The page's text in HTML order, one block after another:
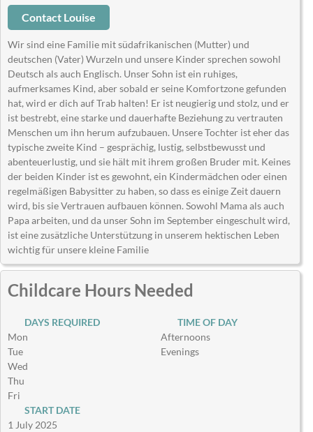
Contact Louise
Wir sind eine Familie mit südafrikanischen (Mutter) und
deutschen (Vater) Wurzeln und unsere Kinder sprechen sowohl
Deutsch als auch Englisch. Unser Sohn ist ein ruhiges,
aufmerksames Kind, aber sobald er seine Komfortzone gefunden
hat, wird er dich auf Trab halten! Er ist neugierig und stolz, und er
ist bestrebt, eine starke und dauerhafte Beziehung zu vertrauten
Menschen um ihn herum aufzubauen. Unsere Tochter ist eher das
typische zweite Kind – gesprächig, lustig, selbstbewusst und
abenteuerlustig, und sie hält mit ihrem großen Bruder mit. Keines
der beiden Kinder ist es gewohnt, ein Kindermädchen oder einen
regelmäßigen Babysitter zu haben, so dass es einige Zeit dauern
wird, bis sie Vertrauen aufbauen können. Sowohl Mama als auch
Papa arbeiten, und da unser Sohn im September eingeschult wird,
ist eine zusätzliche Unterstützung in unserem hektischen Leben
wichtig für unsere kleine Familie
Childcare Hours Needed
DAYS REQUIRED
Mon
Tue
Wed
Thu
Fri
TIME OF DAY
Afternoons
Evenings
START DATE
1 July 2025